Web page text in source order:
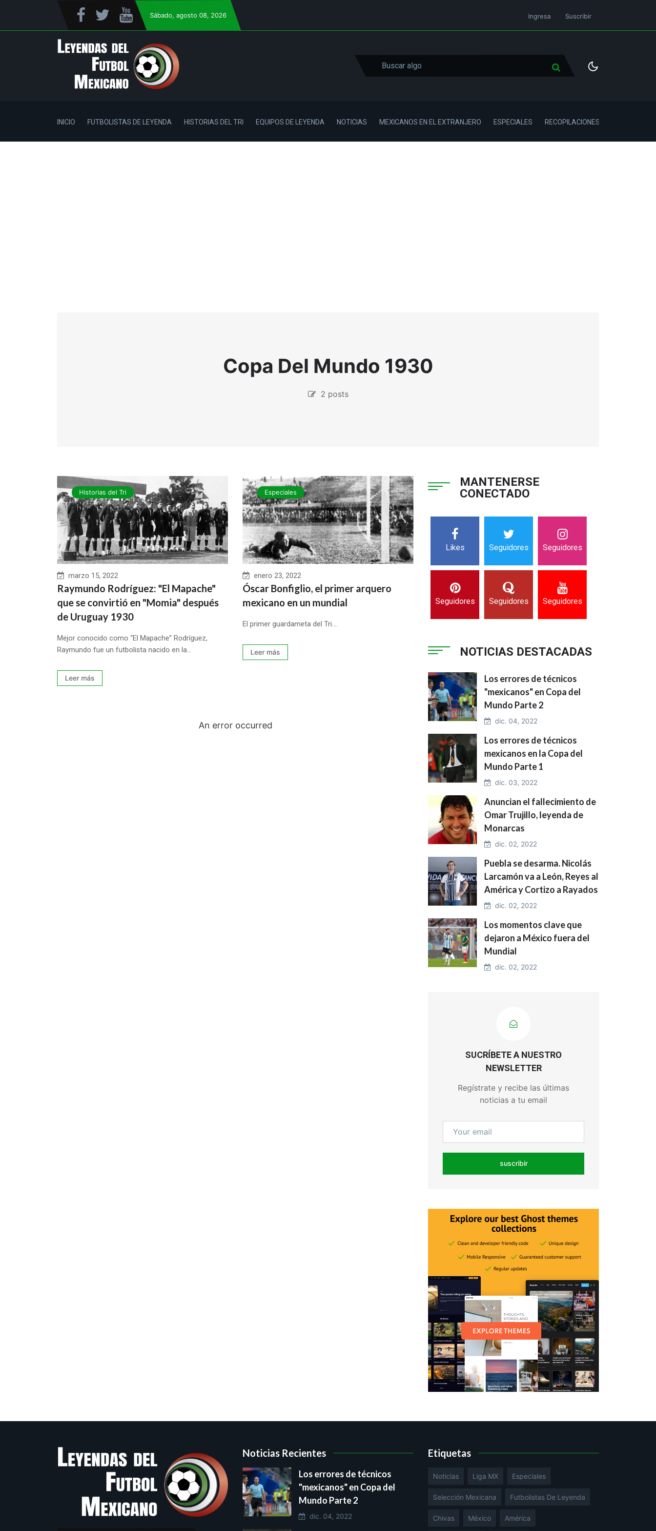
Sábado, agosto 08, 2026 Ingresa Suscribir
INICIO FUTBOLISTAS DE LEYENDA HISTORIAS DEL TRI EQUIPOS DE LEYENDA NOTICIAS MEXICANOS EN EL EXTRANJERO ESPECIALES RECOPILACIONES
Copa Del Mundo 1930
2 posts
Historias del Tri
marzo 15, 2022
Raymundo Rodríguez: "El Mapache"
que se convirtió en "Momia" después
de Uruguay 1930
Mejor conocido como “El Mapache” Rodríguez,
Raymundo fue un futbolista nacido en la...
Leer más
Especiales
enero 23, 2022
Óscar Bonfiglio, el primer arquero
mexicano en un mundial
El primer guardameta del Tri....
Leer más
An error occurred
MANTENERSE
CONECTADO
Likes Seguidores Seguidores
Seguidores Seguidores Seguidores
NOTICIAS DESTACADAS
Los errores de técnicos
"mexicanos" en Copa del
Mundo Parte 2
dic. 04, 2022
Los errores de técnicos
mexicanos en la Copa del
Mundo Parte 1
dic. 03, 2022
Anuncian el fallecimiento de
Omar Trujillo, leyenda de
Monarcas
dic. 02, 2022
Puebla se desarma. Nicolás
Larcamón va a León, Reyes al
América y Cortizo a Rayados
dic. 02, 2022
Los momentos clave que
dejaron a México fuera del
Mundial
dic. 02, 2022
SUCRÍBETE A NUESTRO
NEWSLETTER
Regístrate y recibe las últimas
noticias a tu email
suscribir
Noticias Recientes
Los errores de técnicos
"mexicanos" en Copa del
Mundo Parte 2
dic. 04, 2022
Etiquetas
Noticias Liga MX Especiales
Selección Mexicana Futbolistas De Leyenda
Chivas México América